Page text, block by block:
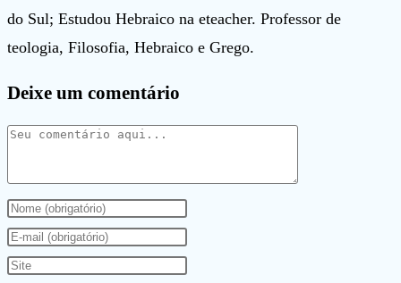
do Sul; Estudou Hebraico na eteacher. Professor de
teologia, Filosofia, Hebraico e Grego.
Deixe um comentário
Comentário
Digite
seu
nome
Digite
seu
Digite